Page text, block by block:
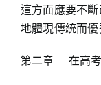
這方面應要不
地體現傳統而
第二章 在高考